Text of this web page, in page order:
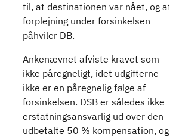
til, at destinationen var nået, og at
forplejning under forsinkelsen
påhviler DB.
Ankenævnet afviste kravet som
ikke påregneligt, idet udgifterne
ikke er en påregnelig følge af
forsinkelsen. DSB er således ikke
erstatningsansvarlig ud over den
udbetalte 50 % kompensation, og